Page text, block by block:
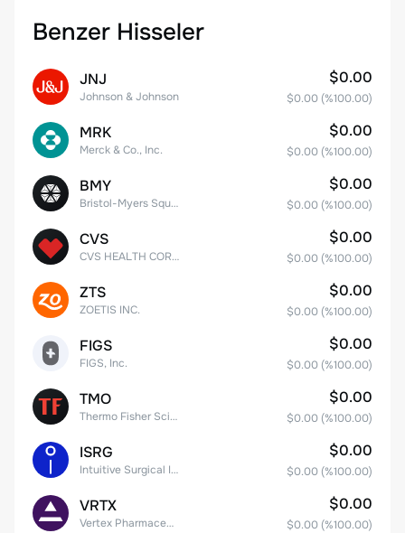
Benzer Hisseler
JNJ
Johnson & Johnson
$0.00
$0.00 (%100.00)
MRK
Merck & Co., Inc.
$0.00
$0.00 (%100.00)
BMY
Bristol-Myers Squibb Co.
$0.00
$0.00 (%100.00)
CVS
CVS HEALTH CORPORATION
$0.00
$0.00 (%100.00)
ZTS
ZOETIS INC.
$0.00
$0.00 (%100.00)
FIGS
FIGS, Inc.
$0.00
$0.00 (%100.00)
TMO
Thermo Fisher Scientific, Inc.
$0.00
$0.00 (%100.00)
ISRG
Intuitive Surgical Inc.
$0.00
$0.00 (%100.00)
VRTX
Vertex Pharmaceuticals Inc
$0.00
$0.00 (%100.00)